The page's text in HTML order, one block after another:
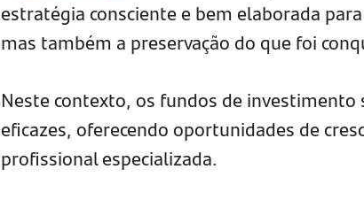
estratégia consciente e bem elaborada
mas também a preservação do que foi
Neste contexto, os fundos de
eficazes, oferecendo oportunidades de
profissional especializada.